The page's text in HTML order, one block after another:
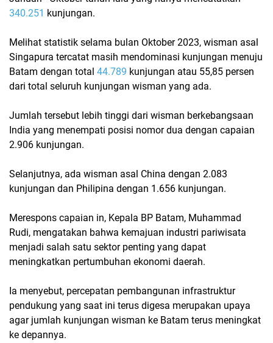
340.251 kunjungan.
Melihat statistik selama bulan Oktober 2023, wisman asal
Singapura tercatat masih mendominasi kunjungan menuju
Batam dengan total 44.789 kunjungan atau 55,85 persen
dari total seluruh kunjungan wisman yang ada.
Jumlah tersebut lebih tinggi dari wisman berkebangsaan
India yang menempati posisi nomor dua dengan capaian
2.906 kunjungan.
Selanjutnya, ada wisman asal China dengan 2.083
kunjungan dan Philipina dengan 1.656 kunjungan.
Merespons capaian in, Kepala BP Batam, Muhammad
Rudi, mengatakan bahwa kemajuan industri pariwisata
menjadi salah satu sektor penting yang dapat
meningkatkan pertumbuhan ekonomi daerah.
Ia menyebut, percepatan pembangunan infrastruktur
pendukung yang saat ini terus digesa merupakan upaya
agar jumlah kunjungan wisman ke Batam terus meningkat
ke depannya.